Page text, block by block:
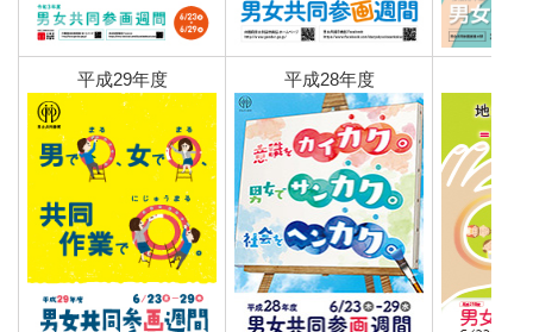
平成29年度 平成28年度